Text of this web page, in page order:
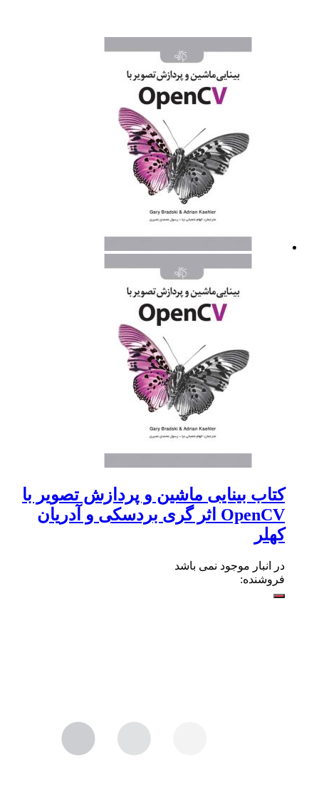
کتاب بینایی ماشین و پردازش تصویر با
OpenCV اثر گری بردسکی و آدریان
کهلر
در انبار موجود نمی باشد
فروشنده: